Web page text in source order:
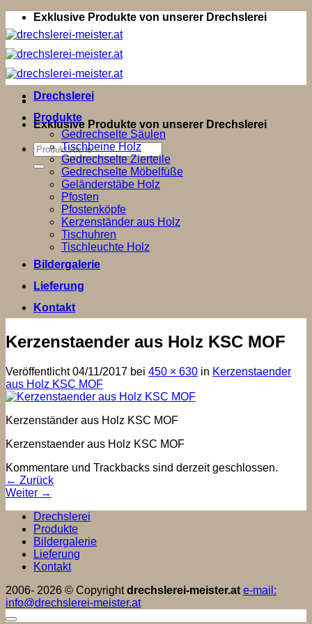
Zum
Inhalt
springen
Exklusive Produkte von unserer Drechslerei
Exklusive Produkte von unserer Drechslerei
Suchen
nach:
Drechslerei
Produkte
Gedrechselte Säulen
Tischbeine Holz
Gedrechselte Zierteile
Gedrechselte Möbelfüße
Geländerstäbe Holz
Pfosten
Pfostenköpfe
Kerzenständer aus Holz
Tischuhren
Tischleuchte Holz
Bildergalerie
Lieferung
Kontakt
Kerzenstaender aus Holz KSC MOF
Veröffentlicht04/11/2017 bei 450 × 630 in Kerzenstaender
aus Holz KSC MOF
Kerzenständer aus Holz KSC MOF
Kerzenstaender aus Holz KSC MOF
Kommentare und Trackbacks sind derzeit geschlossen.
← Zurück
Weiter →
Drechslerei
Produkte
Bildergalerie
Lieferung
Kontakt
2006- 2026 © Copyrightdrechslerei-meister.at e-mail:
info@drechslerei-meister.at